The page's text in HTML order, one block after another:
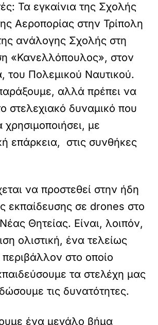
Τα εγκαίνια της Σχολής
Αεροπορίας στην Τρίπολη
ανάλογης Σχολής στη
«Κανελλόπουλος», στον
του Πολεμικού Ναυτικού.
αλλά πρέπει να
στελεχιακό δυναμικό που
χρησιμοποιήσει, με
επάρκεια, στις συνθήκες
να προστεθεί στην ήδη
εκπαίδευσης σε drones στο
Θητείας. Είναι, λοιπόν,
ολιστική, ένα τελείως
περιβάλλον στο οποίο
τα στελέχη μας
τις δυνατότητες.
ένα μεγάλο βήμα